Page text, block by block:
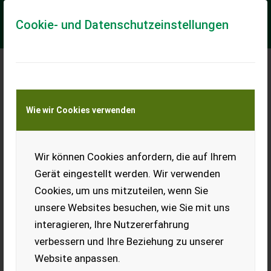
Cookie- und Datenschutzeinstellungen
Wie wir Cookies verwenden
Wir können Cookies anfordern, die auf Ihrem
Gerät eingestellt werden. Wir verwenden
Cookies, um uns mitzuteilen, wenn Sie
unsere Websites besuchen, wie Sie mit uns
interagieren, Ihre Nutzererfahrung
verbessern und Ihre Beziehung zu unserer
Website anpassen.
Meine Transportkostenanfrage
Transport von Land- und Baumaschinen –
KEINE Tiertransporte
Kaminofen Haas &
Sohn
Verkaufe einen Haas & Sohn
Kaminofen, wenig benutzt.
Preis VHB. Nur
Selbstabholung. Da es sich
um einen Privatverkauf
handelt, sind Garantie,